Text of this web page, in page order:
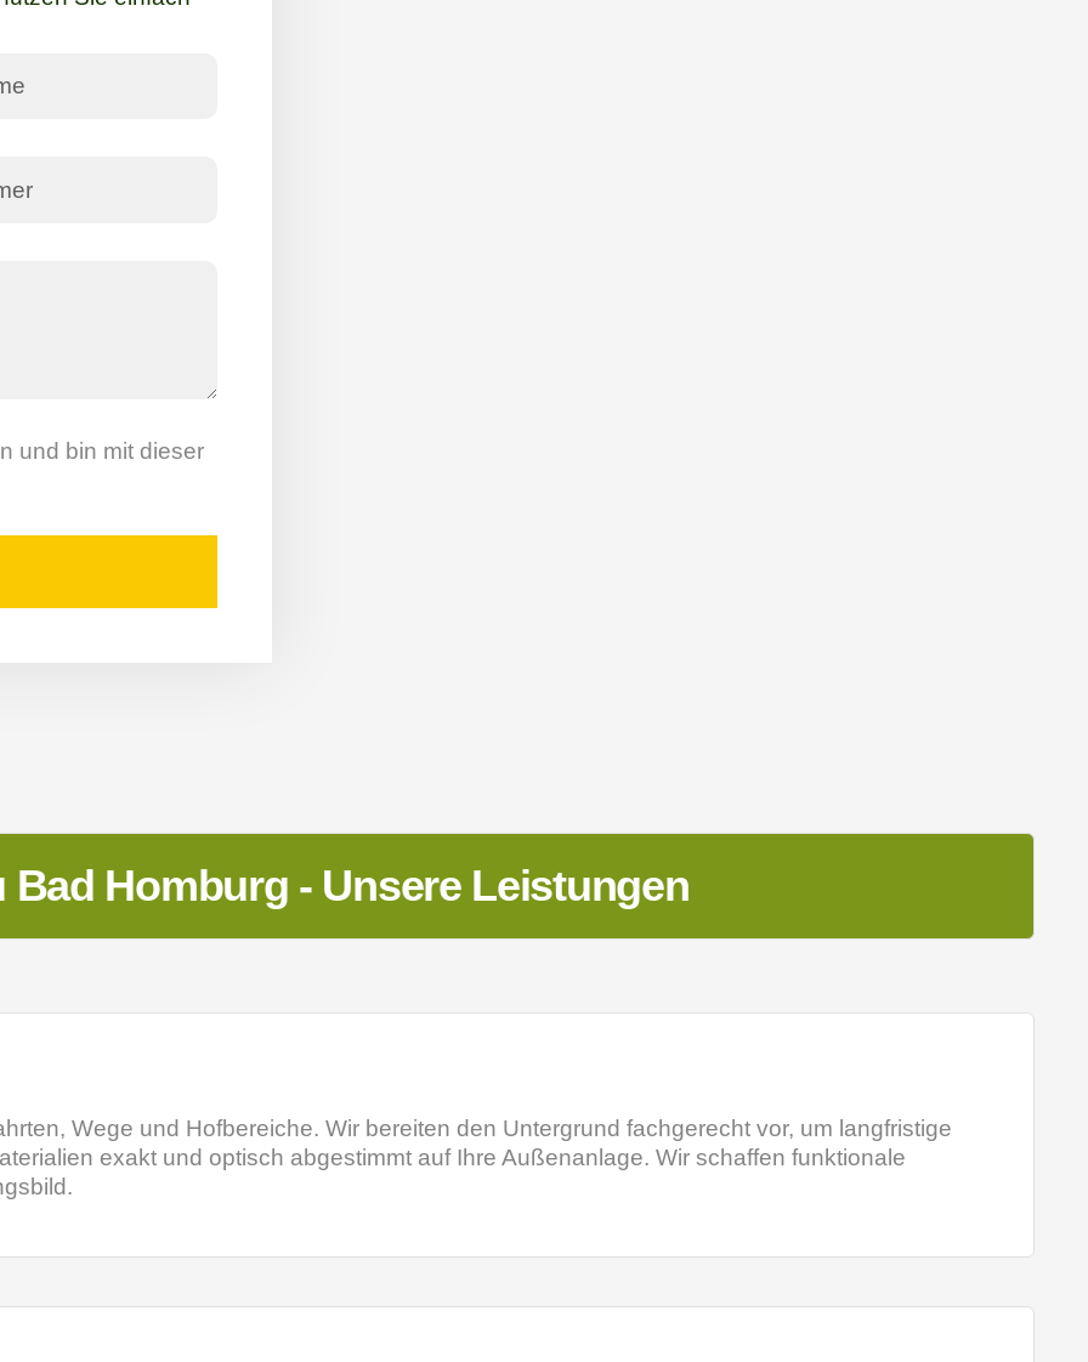
und bin mit dieser
Bad Homburg - Unsere Leistungen
Wege und Hofbereiche. Wir bereiten den Untergrund fachgerecht vor, um langfristige
exakt und optisch abgestimmt auf Ihre Außenanlage. Wir schaffen funktionale